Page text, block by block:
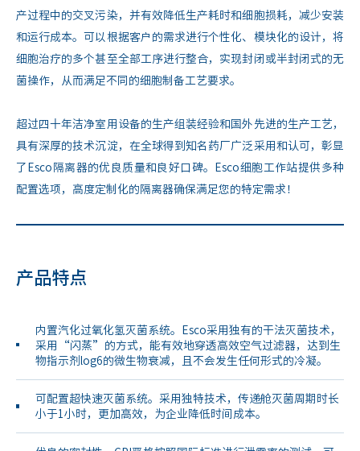
产过程中的交叉污染，并有效降低生产耗时和细胞损耗，减少安装
和运行成本。可以根据客户的需求进行个性化、模块化的设计，将
细胞治疗的多个甚至全部工序进行整合，实现封闭或半封闭式的无
菌操作，从而满足不同的细胞制备工艺要求。
超过四十年洁净室用设备的生产组装经验和国外先进的生产工艺，
具有深厚的技术沉淀，在全球得到知名药厂广泛采用和认可，彰显
了Esco隔离器的优良质量和良好口碑。Esco细胞工作站提供多种
配置选项，高度定制化的隔离器确保满足您的特定需求！
产品特点
内置汽化过氧化氢灭菌系统。Esco采用独有的干法灭菌技术，
采用“闪蒸”的方式，能有效地穿透高效空气过滤器，达到生
物指示剂log6的微生物衰减，且不会发生任何形式的冷凝。
可配置超快速灭菌系统。采用独特技术，传递舱灭菌周期时长
小于1小时，更加高效，为企业降低时间成本。